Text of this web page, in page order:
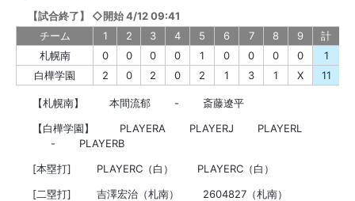
【試合終了】
◇開始 4/12 09:41
チーム
1 2 3 4 5 6 7 8 9
計
札幌南
0 0 0 0 1 0 0 0 0
1
白樺学園
2 0 2 0 2 1 3 1 X 11
【札幌南】 本間流郁 -
斎藤遼平
【白樺学園】
PLAYERA PLAYERJ
PLAYERL
-
PLAYERB
[本塁打]
PLAYERC（白）
PLAYERC（白）
[二塁打]
吉澤宏治（札南）
2604827（札南）